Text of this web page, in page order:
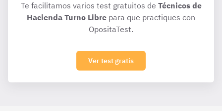
Te facilitamos varios test gratuitos de Técnicos de
Hacienda Turno Libre para que practiques con
OpositaTest.
Ver test gratis